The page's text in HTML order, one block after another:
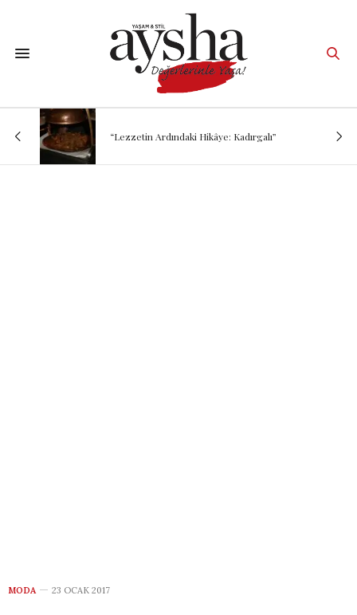
“Lezzetin Ardındaki Hikâye: Kadırgalı”
MODA 23 OCAK 2017